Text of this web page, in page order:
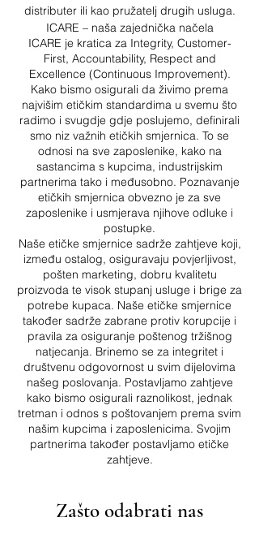
distributer ili kao pružatelj drugih usluga.
ICARE – naša zajednička načela
ICARE je kratica za Integrity, Customer-
First, Accountability, Respect and
Excellence (Continuous Improvement).
Kako bismo osigurali da živimo prema
najvišim etičkim standardima u svemu što
radimo i svugdje gdje poslujemo, definirali
smo niz važnih etičkih smjernica. To se
odnosi na sve zaposlenike, kako na
sastancima s kupcima, industrijskim
partnerima tako i međusobno. Poznavanje
etičkih smjernica obvezno je za sve
zaposlenike i usmjerava njihove odluke i
postupke.
Naše etičke smjernice sadrže zahtjeve koji,
između ostalog, osiguravaju povjerljivost,
pošten marketing, dobru kvalitetu
proizvoda te visok stupanj usluge i brige za
potrebe kupaca. Naše etičke smjernice
također sadrže zabrane protiv korupcije i
pravila za osiguranje poštenog tržišnog
natjecanja. Brinemo se za integritet i
društvenu odgovornost u svim dijelovima
našeg poslovanja. Postavljamo zahtjeve
kako bismo osigurali raznolikost, jednak
tretman i odnos s poštovanjem prema svim
našim kupcima i zaposlenicima. Svojim
partnerima također postavljamo etičke
zahtjeve.
Zašto odabrati nas